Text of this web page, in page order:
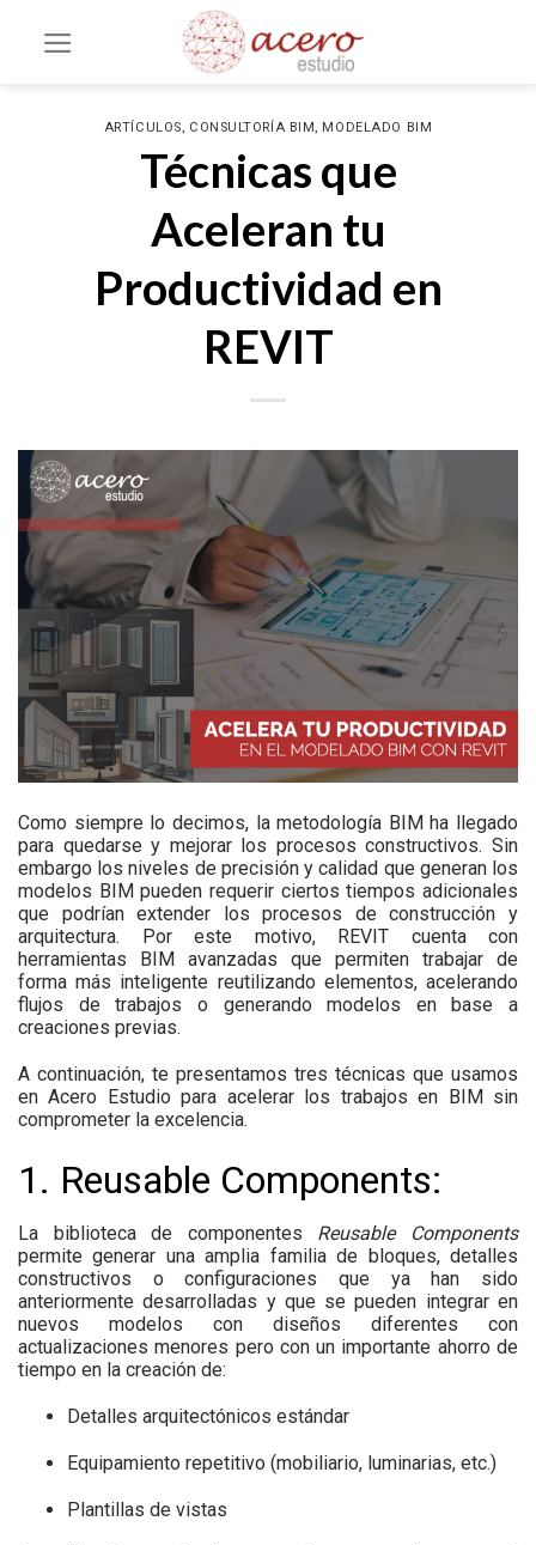
ARTÍCULOS CONSULTORÍA BIM MODELADO BIM
Técnicas que
Aceleran tu
Productividad en
REVIT
Como siempre lo decimos, la metodología BIM ha llegado
para quedarse y mejorar los procesos constructivos. Sin
embargo los niveles de precisión y calidad que generan los
modelos BIM pueden requerir ciertos tiempos adicionales
que podrían extender los procesos de construcción y
arquitectura. Por este motivo, REVIT cuenta con
herramientas BIM avanzadas que permiten trabajar de
forma más inteligente reutilizando elementos, acelerando
flujos de trabajos o generando modelos en base a
creaciones previas.
A continuación, te presentamos tres técnicas que usamos
en Acero Estudio para acelerar los trabajos en BIM sin
comprometer la excelencia.
1. Reusable Components:
La biblioteca de componentes Reusable Components
permite generar una amplia familia de bloques, detalles
constructivos o configuraciones que ya han sido
anteriormente desarrolladas y que se pueden integrar en
nuevos modelos con diseños diferentes con
actualizaciones menores pero con un importante ahorro de
tiempo en la creación de:
Detalles arquitectónicos estándar
Equipamiento repetitivo (mobiliario, luminarias, etc.)
Plantillas de vistas